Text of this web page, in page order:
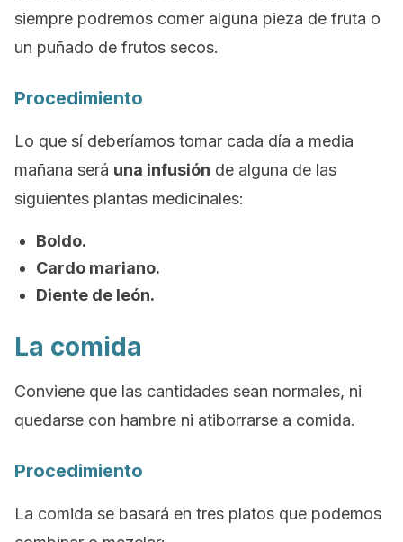
siempre podremos comer alguna pieza de fruta o
un puñado de frutos secos.
Procedimiento
Lo que sí deberíamos tomar cada día a media
mañana será una infusión de alguna de las
siguientes plantas medicinales:
Boldo.
Cardo mariano.
Diente de león.
La comida
Conviene que las cantidades sean normales, ni
quedarse con hambre ni atiborrarse a comida.
Procedimiento
La comida se basará en tres platos que podemos